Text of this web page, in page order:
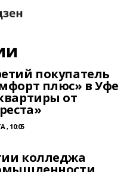
покупатель
плюс» в Уфе
от
, 10:05
колледжа